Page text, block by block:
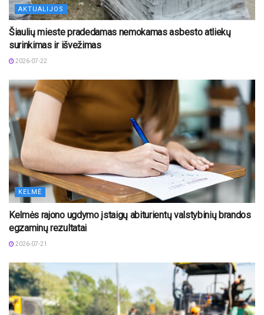
AKTUALIJOS
Šiaulių mieste pradedamas nemokamas asbesto atliekų
surinkimas ir išvežimas
2026-07-22
KELMĖ
Kelmės rajono ugdymo įstaigų abiturientų valstybinių brandos
egzaminų rezultatai
2026-07-21